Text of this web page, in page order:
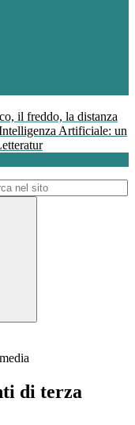
il freddo, la distanza
Artificiale: un
di terza